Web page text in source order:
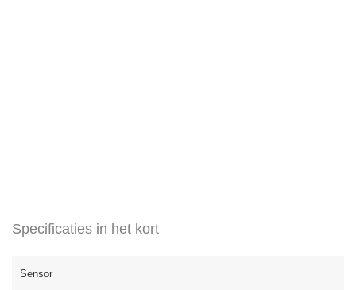
Specificaties in het kort
Sensor